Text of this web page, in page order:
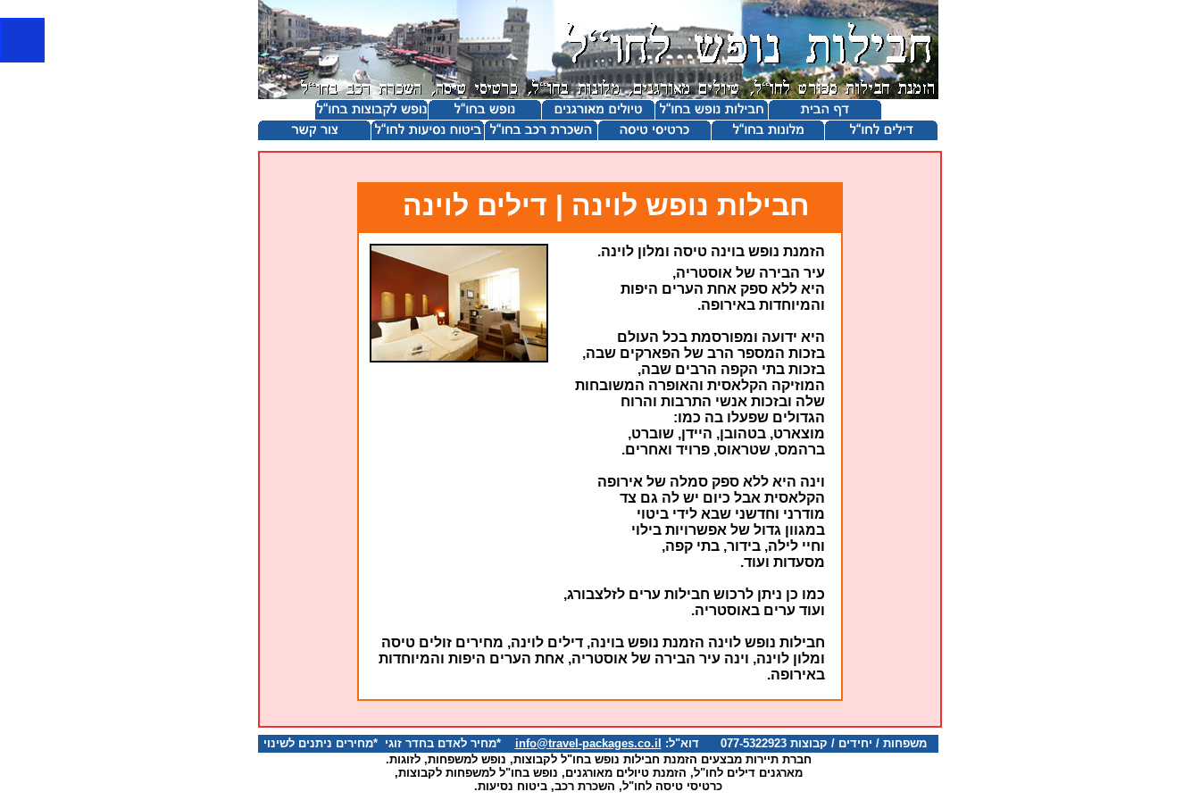
חבילות נופש לוינה | דילים לוינה
הזמנת נופש בוינה טיסה ומלון לוינה.
עיר הבירה של אוסטריה,
היא ללא ספק אחת הערים היפות
והמיוחדות באירופה.
היא ידועה ומפורסמת בכל העולם
בזכות המספר הרב של הפארקים שבה,
בזכות בתי הקפה הרבים שבה,
המוזיקה הקלאסית והאופרה המשובחות
שלה ובזכות אנשי התרבות והרוח
הגדולים שפעלו בה כמו:
מוצארט, בטהובן, היידן, שוברט,
ברהמס, שטראוס, פרויד ואחרים.
וינה היא ללא ספק סמלה של אירופה
הקלאסית אבל כיום יש לה גם צד
מודרני וחדשני שבא לידי ביטוי
במגוון גדול של אפשרויות בילוי
וחיי לילה, בידור, בתי קפה,
מסעדות ועוד.
כמו כן ניתן לרכוש חבילות ערים לזלצבורג,
ועוד ערים באוסטריה.
חבילות נופש לוינה הזמנת נופש בוינה, דילים לוינה, מחירים זולים טיסה
ומלון לוינה, וינה עיר הבירה של אוסטריה, אחת הערים היפות והמיוחדות
באירופה.
משפחות / יחידים / קבוצות 077-5322923 דוא"ל: info@travel-packages.co.il *מחיר לאדם בחדר זוגי *מחירים ניתנים לשינוי
חברת תיירות מבצעים הזמנת חבילות נופש בחו"ל לקבוצות, נופש למשפחות, לזוגות.
מארגנים דילים לחו"ל, הזמנת טיולים מאורגנים, נופש בחו"ל למשפחות לקבוצות,
כרטיסי טיסה לחו"ל, השכרת רכב, ביטוח נסיעות.